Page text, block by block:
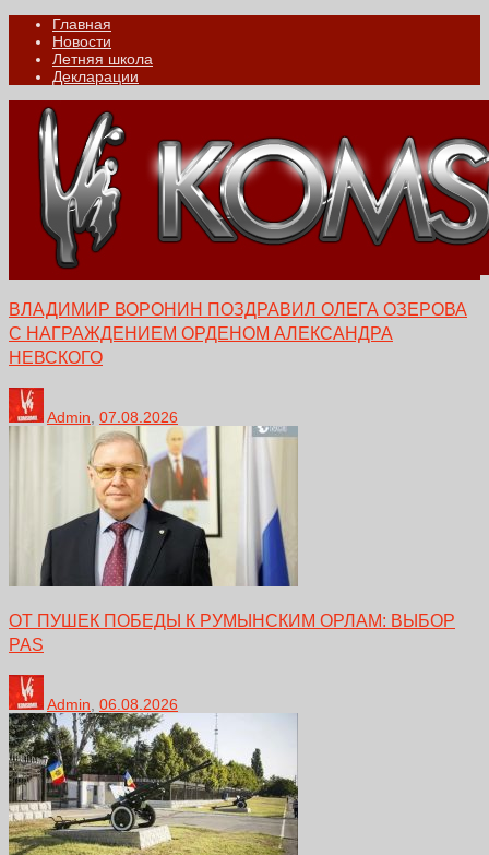
Главная
Новости
Летняя школа
Декларации
ВЛАДИМИР ВОРОНИН ПОЗДРАВИЛ ОЛЕГА ОЗЕРОВА
С НАГРАЖДЕНИЕМ ОРДЕНОМ АЛЕКСАНДРА
НЕВСКОГО
Admin 07.08.2026
ОТ ПУШЕК ПОБЕДЫ К РУМЫНСКИМ ОРЛАМ: ВЫБОР
PAS
Admin 06.08.2026